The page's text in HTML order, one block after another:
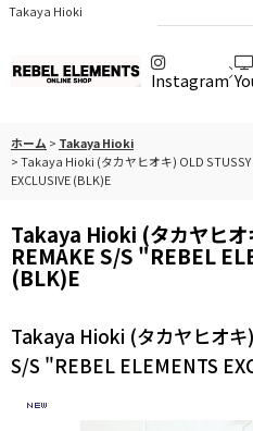
Takaya Hioki
Instagram
ホーム > Takaya Hioki
>Takaya Hioki (タカヤヒオキ) OLD STUSSY
EXCLUSIVE (BLK)E
Takaya Hioki (タカヤヒオ
REMAKE S/S "REBEL
(BLK)E
Takaya Hioki (タカヤヒオキ
S/S "REBEL ELEMENTS